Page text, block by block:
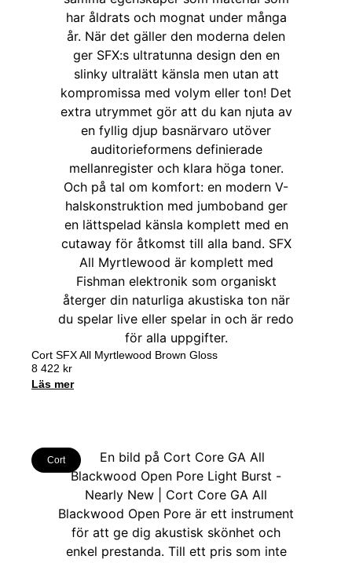
Cort SFX All Myrtlewood Brown Gloss
8 422 kr
Läs mer
Cort